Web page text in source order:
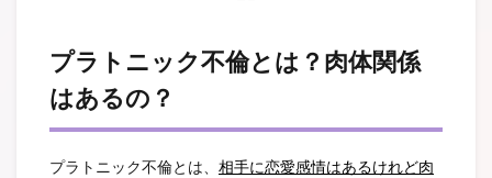
プラトニック不倫とは？肉体関係
はあるの？
プラトニック不倫とは、 相手に恋愛感情はあるけれど肉